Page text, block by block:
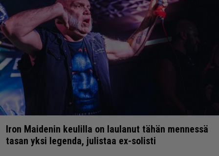
Iron Maidenin keulilla on laulanut tähän mennessä
tasan yksi legenda, julistaa ex-solisti